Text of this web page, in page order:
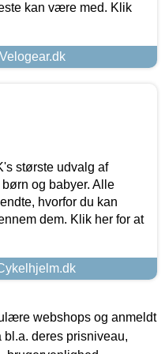
kan være med. Klik
største udvalg af
og babyer. Alle
hvorfor du kan
dem. Klik her for at
webshops og anmeldt
bl.a. deres prisniveau,